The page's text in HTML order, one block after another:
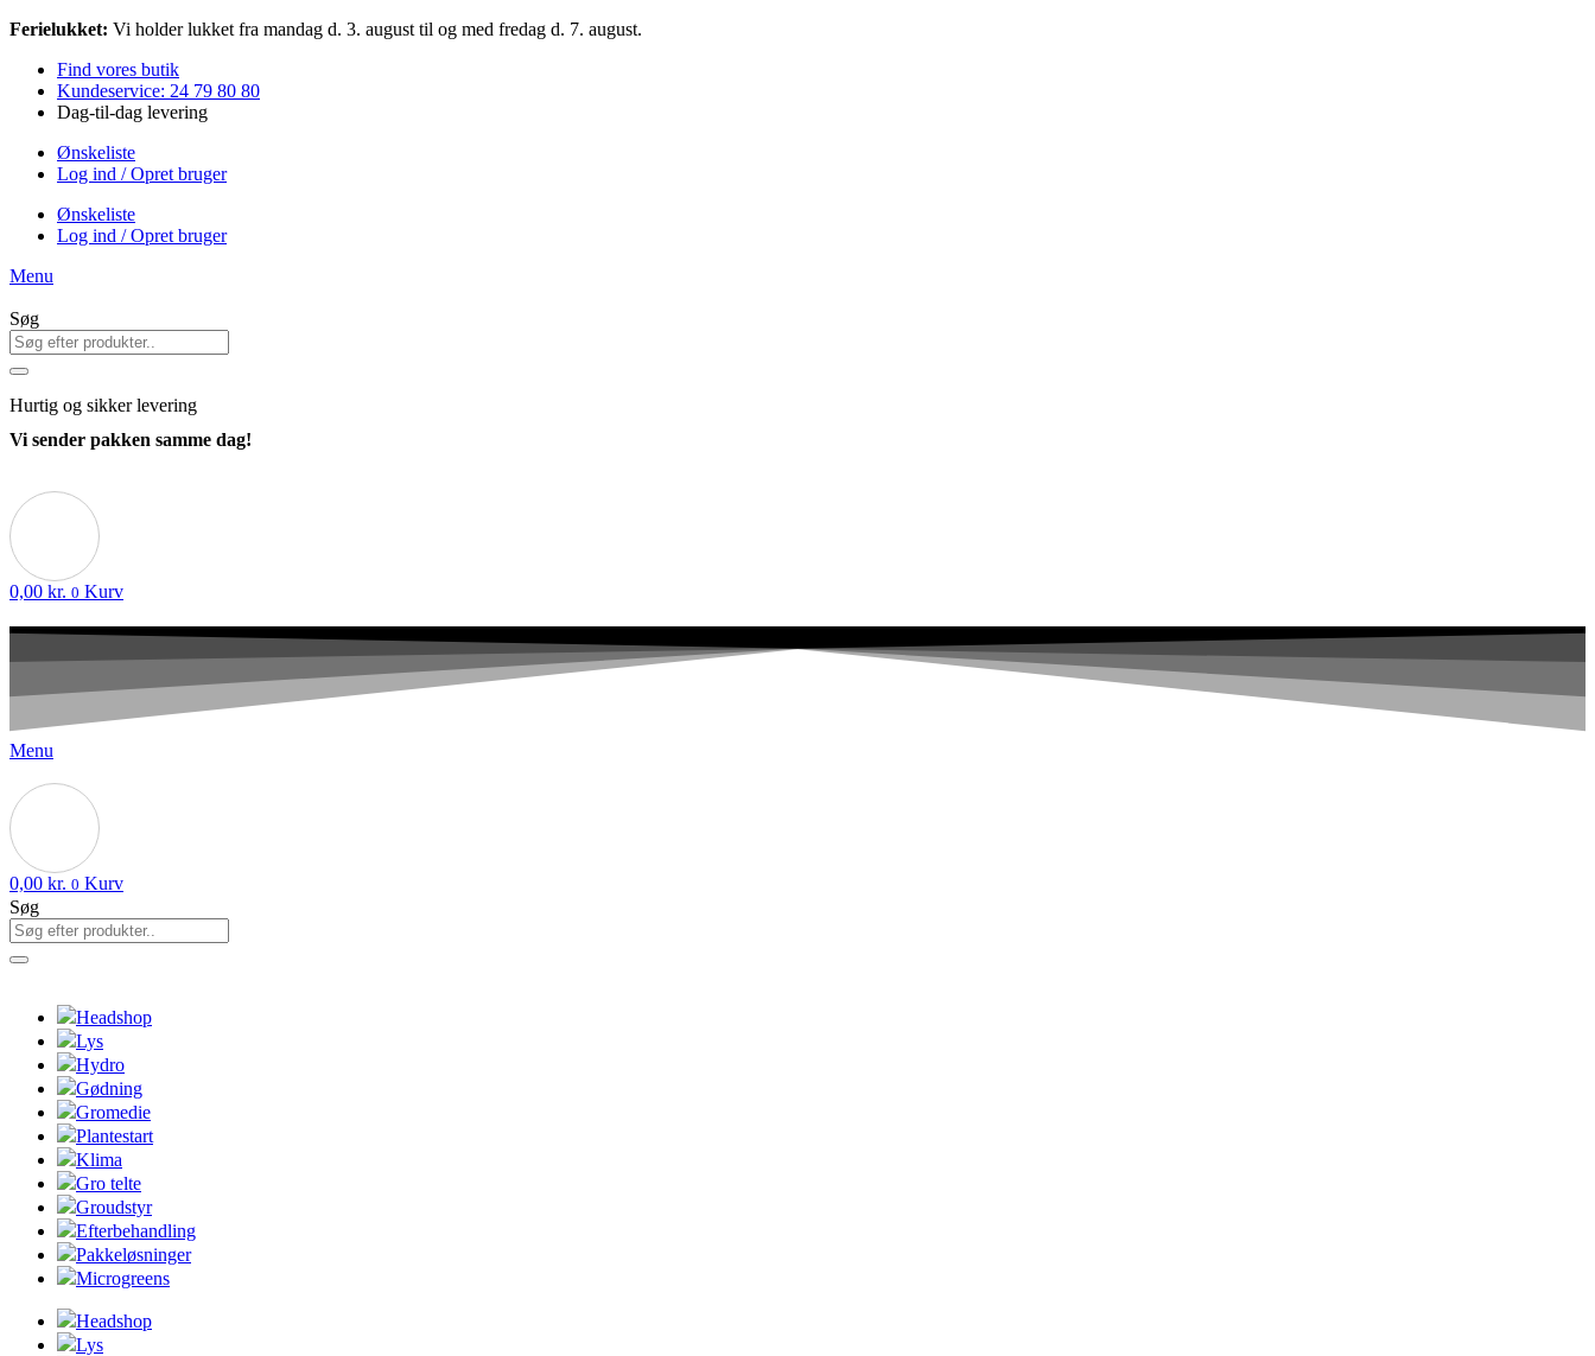
Videre
indhold
Ferielukket: Vi holder lukket fra mandag d. 3. august til og med fredag d. 7. august.
Find vores butik
Kundeservice: 24 79 80 80
Dag-til-dag levering
Ønskeliste
Log ind / Opret bruger
Ønskeliste
Log ind / Opret bruger
Menu
Søg
Hurtig og sikker levering
Vi sender pakken samme dag!
0,00 kr. 0 Kurv
Menu
0,00 kr. 0 Kurv
Søg
Headshop
Lys
Hydro
Gødning
Gromedie
Plantestart
Klima
Gro telte
Groudstyr
Efterbehandling
Pakkeløsninger
Microgreens
Headshop
Lys